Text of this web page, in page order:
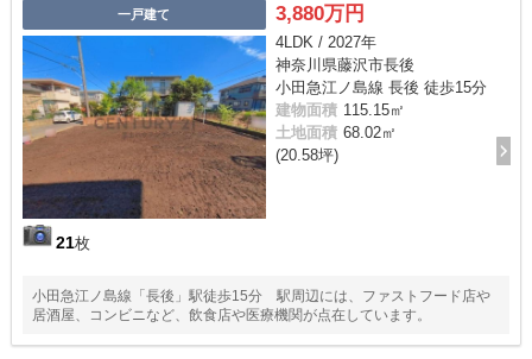
一戸建て
21枚
3,880万円
4LDK / 2027年
神奈川県藤沢市長後
小田急江ノ島線 長後 徒歩15分
建物面積 115.15㎡
土地面積 68.02㎡
(20.58坪)
小田急江ノ島線「長後」駅徒歩15分 駅周辺には、ファストフード店や
居酒屋、コンビニなど、飲食店や医療機関が点在しています。